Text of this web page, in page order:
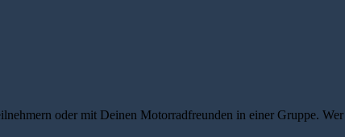
oder mit Deinen Motorradfreunden in einer Gruppe.